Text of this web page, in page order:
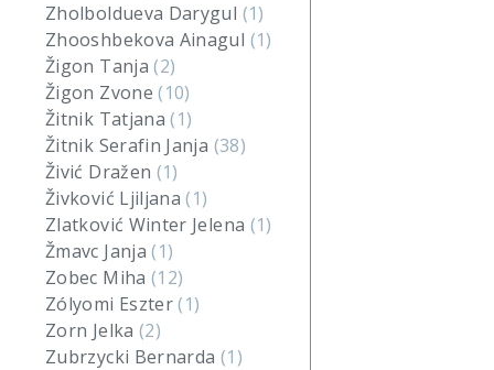
Zholboldueva Darygul (1)
Zhooshbekova Ainagul (1)
Žigon Tanja(2)
Žigon Zvone(10)
Žitnik Tatjana(1)
Žitnik Serafin Janja (38)
Živić Dražen (1)
Živković Ljiljana(1)
Zlatković Winter Jelena (1)
Žmavc Janja(1)
Zobec Miha (12)
Zólyomi Eszter(1)
Zorn Jelka (2)
Zubrzycki Bernarda (1)